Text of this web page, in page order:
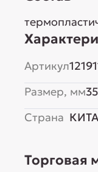
Артикул
Размер, мм
Страна
Торговая